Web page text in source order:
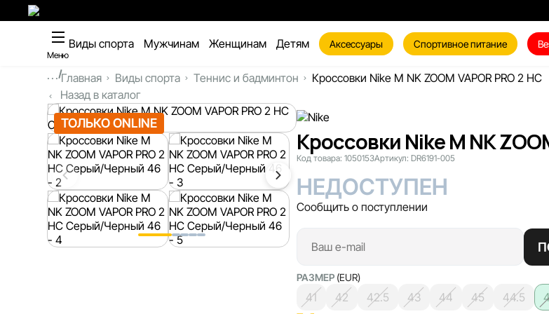
Меню
Виды спорта Мужчинам Женщинам Детям Аксессуары Спортивное питание
...Главная Виды спорта Теннис и бадминтон
Кроссовки Nike M NK ZOOM VAPOR PRO 2 HC
Назад в каталог
ТОЛЬКО ONLINE
Кроссовки Nike M NK
Код товара: 1050153Артикул: DR6191-005
НЕДОСТУПЕН
Сообщить о поступлении
РАЗМЕР (EUR)
41 42 42.5 43 44 45 44.5